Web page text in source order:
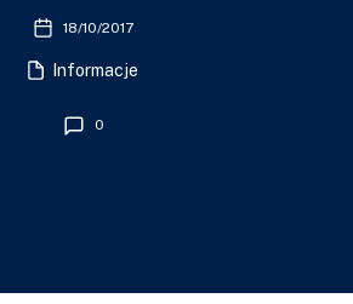
18/10/2017
Informacje
0